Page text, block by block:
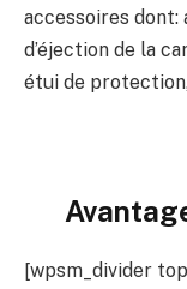
accessoires
d’éjection de la
étui de
[wpsm_divider